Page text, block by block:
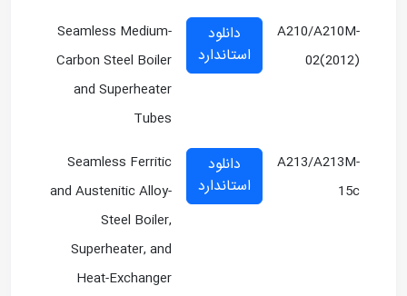
A210/A210M-
02(2012)
دانلود
استاندارد
Seamless Medium-
Carbon Steel Boiler
and Superheater
Tubes
A213/A213M-
15c
دانلود
استاندارد
Seamless Ferritic
and Austenitic Alloy-
Steel Boiler,
Superheater, and
Heat-Exchanger